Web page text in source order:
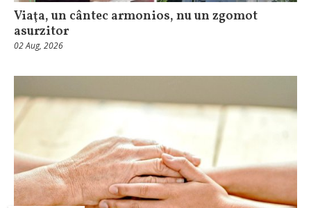
Viaţa, un cântec armonios, nu un zgomot
asurzitor
02 Aug, 2026